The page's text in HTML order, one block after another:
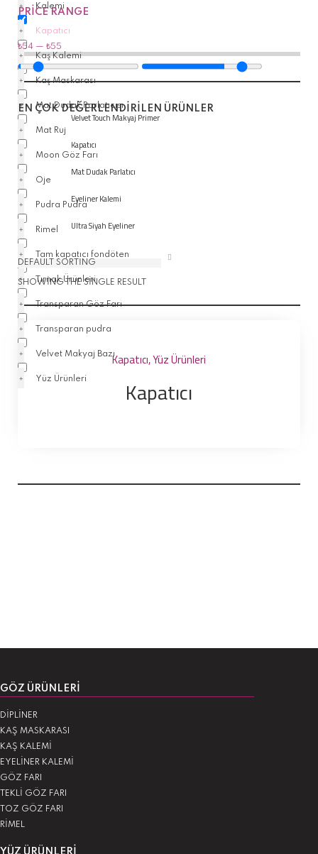
Kalemi
Kapatıcı
Kaş Kalemi
Kaş Maskarası
Mat Dudak Parlatıcısı
Mat Ruj
Moon Göz Farı
Oje
Pudra Pudra
Rimel
Tam kapatıcı fondöten
Tırnak Ürünleri
Transparan Göz Farı
Transparan pudra
Velvet Makyaj Bazı
Yüz Ürünleri
PRICE RANGE
₺54 — ₺55
EN ÇOK DEĞERLENDİRİLEN ÜRÜNLER
Velvet Touch Makyaj Primer
Kapatıcı
Mat Dudak Parlatıcı
Eyeliner Kalemi
Ultra Siyah Eyeliner
SHOWING THE SINGLE RESULT
Kapatıcı,Yüz Ürünleri
Kapatıcı
GÖZ ÜRÜNLERI
DİPLİNER
KAŞ MASKARASI
KAŞ KALEMİ
EYELİNER KALEMİ
GÖZ FARI
TEKLİ GÖZ FARI
TOZ GÖZ FARI
RİMEL
YÜZ ÜRÜNLERI